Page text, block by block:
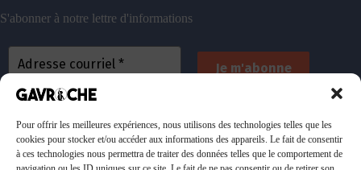
Pour offrir les meilleures expériences, nous utilisons des technologies telles que les
cookies pour stocker et/ou accéder aux informations des appareils. Le fait de consentir
à ces technologies nous permettra de traiter des données telles que le comportement de
S'abonner à notre lettre d'informations
emails. Vous pouvez vous désinscrire à tout
moment. Consulteznotre politique de confidentialité
pour plus d’informations.